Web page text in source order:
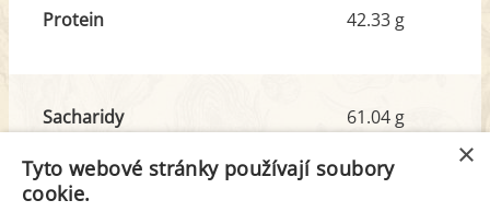
Protein 42.33 g
Sacharidy
z toho cukr
61.04 g
9.01 g
×
Tyto webové stránky používají soubory
cookie.